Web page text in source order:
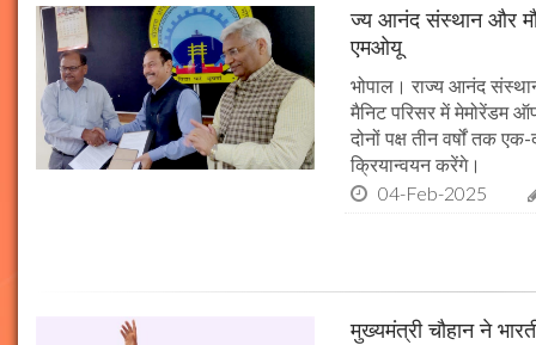
ज्य आनंद संस्थान और
एमओयू
भोपाल। राज्य आनंद
मैनिट परिसर में मेमोरेंडम
दोनों पक्ष तीन वर्षों तक
क्रियान्वयन करेंगे।
04-Feb-2025
मुख्यमंत्री चौहान ने